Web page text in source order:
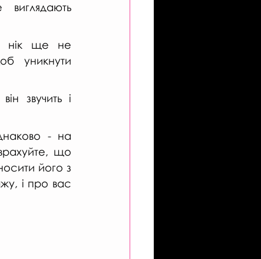
нік ще не
уникнути
звучить і
- на
що
його з
і про вас